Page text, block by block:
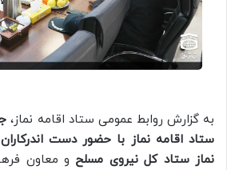
به گزارش روابط عمومی ستاد اقامه نماز،
ستاد اقامه نماز با حضور دست اندرکاران
نماز ستاد کل نیروی مسلح و معاون